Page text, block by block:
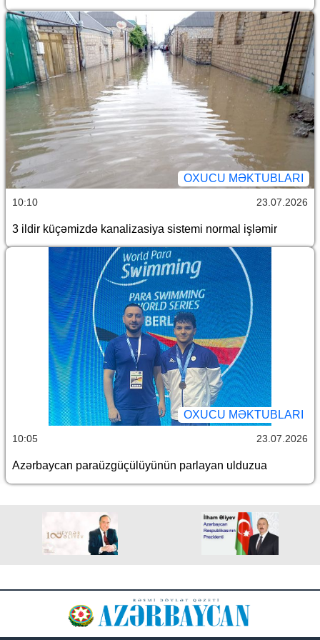
OXUCU MƏKTUBLARI
10:10 23.07.2026
3 ildir küçəmizdə kanalizasiya sistemi normal işləmir
OXUCU MƏKTUBLARI
10:05 23.07.2026
Azərbaycan paraüzgüçülüyünün parlayan ulduzua